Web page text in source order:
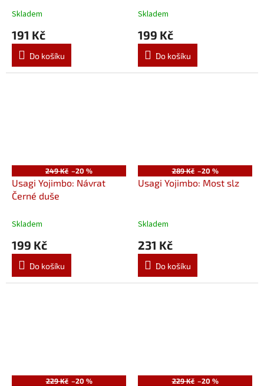
Skladem
191 Kč
Do košíku
Skladem
199 Kč
Do košíku
249 Kč –20 %
Usagi Yojimbo: Návrat
Černé duše
Skladem
199 Kč
Do košíku
289 Kč –20 %
Usagi Yojimbo: Most slz
Skladem
231 Kč
Do košíku
229 Kč –20 % 229 Kč –20 %